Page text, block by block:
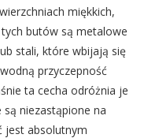
miękkich,
butów są metalowe
stali, które wbijają się
przyczepność
ta cecha odróżnia je
niezastąpione na
jest absolutnym